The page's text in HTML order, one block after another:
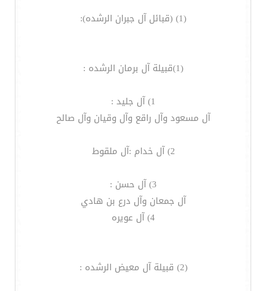
(1) (قبائل آل جبران الرشده):
(1)قبيلة آل برمان الرشده :
1) آل جليد :
آل مسعود وآل راقع وآل وقيان وآل صالح
2) آل خدام :آل ملقوط
3) آل حسن :
آل جمعان وآل درع بن هادي
4) آل عويره
(2) قبيلة آل معيض الرشده :